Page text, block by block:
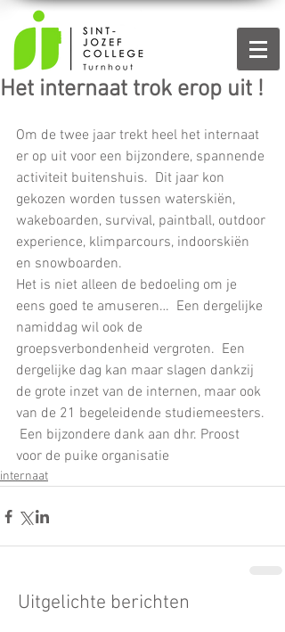
Het internaat trok erop uit !
Om de twee jaar trekt heel het internaat
er op uit voor een bijzondere, spannende
activiteit buitenshuis.  Dit jaar kon
gekozen worden tussen waterskiën,
wakeboarden, survival, paintball, outdoor
experience, klimparcours, indoorskiën
en snowboarden.
Het is niet alleen de bedoeling om je
eens goed te amuseren…  Een dergelijke
namiddag wil ook de
groepsverbondenheid vergroten.  Een
dergelijke dag kan maar slagen dankzij
de grote inzet van de internen, maar ook
van de 21 begeleidende studiemeesters.
Een bijzondere dank aan dhr. Proost
voor de puike organisatie
internaat
Uitgelichte berichten